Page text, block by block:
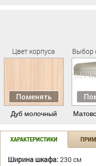
Цвет корпуса
Поменять
Дуб молочный
Выбор
ХАРАКТЕРИСТИКИ
Ширина шкафа: 230 см